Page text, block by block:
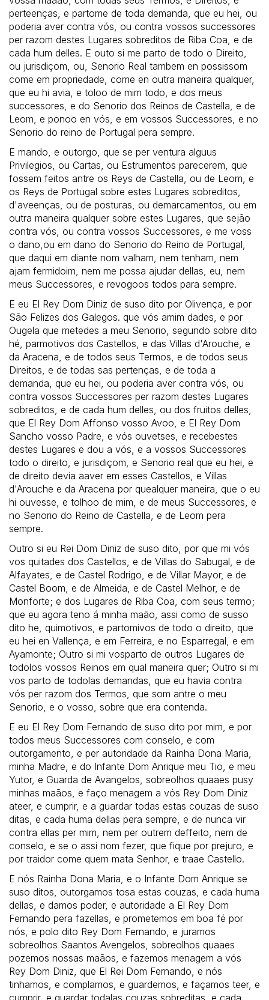
perteenças, e partome de toda demanda, que eu hei, ou
poderia aver contra vós, ou contra vossos successores
per razom destes Lugares sobreditos de Riba Coa, e de
cada hum delles. E outo si me parto de todo o Direito,
ou jurisdiçom, ou, Senorio Real tambem en possissom
come em propriedade, come en outra maneira qualquer,
que eu hi avia, e toloo de mim todo, e dos meus
successores, e do Senorio dos Reinos de Castella, e de
Leom, e ponoo en vós, e em vossos Successores, e no
Senorio do reino de Portugal pera sempre.
E mando, e outorgo, que se per ventura alguus
Privilegios, ou Cartas, ou Estrumentos parecerem, que
fossem feitos antre os Reys de Castella, ou de Leom, e
os Reys de Portugal sobre estes Lugares sobreditos,
d'aveenças, ou de posturas, ou demarcamentos, ou em
outra maneira qualquer sobre estes Lugares, que sejão
contra vós, ou contra vossos Successores, e me voss
o dano,ou em dano do Senorio do Reino de Portugal,
que daqui em diante nom valham, nem tenham, nem
ajam fermidoim, nem me possa ajudar dellas, eu, nem
meus Successores, e revogoos todos para sempre.
E eu El Rey Dom Diniz de suso dito por Olivença, e por
São Felizes dos Galegos. que vós amim dades, e por
Ougela que metedes a meu Senorio, segundo sobre dito
hé, parmotivos dos Castellos, e das Villas d'Arouche, e
da Aracena, e de todos seus Termos, e de todos seus
Direitos, e de todas sas pertenças, e de toda a
demanda, que eu hei, ou poderia aver contra vós, ou
contra vossos Successores per razom destes Lugares
sobreditos, e de cada hum delles, ou dos fruitos delles,
que El Rey Dom Affonso vosso Avoo, e El Rey Dom
Sancho vosso Padre, e vós ouvetses, e recebestes
destes Lugares e dou a vós, e a vossos Successores
todo o direito, e jurisdiçom, e Senorio real que eu hei, e
de direito devia aaver em esses Castellos, e Villas
d'Arouche e da Aracena por quealquer maneira, que o eu
hi ouvesse, e tolhoo de mim, e de meus Successores, e
no Senorio do Reino de Castella, e de Leom pera
sempre.
Outro si eu Rei Dom Diniz de suso dito, por que mi vós
vos quitades dos Castellos, e de Villas do Sabugal, e de
Alfayates, e de Castel Rodrigo, e de Villar Mayor, e de
Castel Boom, e de Almeida, e de Castel Melhor, e de
Monforte; e dos Lugares de Riba Coa, com seus termo;
que eu agora teno á minha maão, assi como de susso
dito he, quimotivos, e partomivos de todo o direito, que
eu hei en Vallença, e em Ferreira, e no Esparregal, e em
Ayamonte; Outro si mi vosparto de outros Lugares de
todolos vossos Reinos em qual maneira quer; Outro si mi
vos parto de todolas demandas, que eu havia contra
vós per razom dos Termos, que som antre o meu
Senorio, e o vosso, sobre que era contenda.
E eu El Rey Dom Fernando de suso dito por mim, e por
todos meus Successores com conselo, e com
outorgamento, e per autoridade da Rainha Dona Maria,
minha Madre, e do Infante Dom Anrique meu Tio, e meu
Yutor, e Guarda de Avangelos, sobreolhos quaaes pusy
minhas maãos, e faço menagem a vós Rey Dom Diniz
ateer, e cumprir, e a guardar todas estas couzas de suso
ditas, e cada huma dellas pera sempre, e de nunca vir
contra ellas per mim, nem per outrem deffeito, nem de
conselo, e se o assi nom fezer, que fique por prejuro, e
por traidor come quem mata Senhor, e traae Castello.
E nós Rainha Dona Maria, e o Infante Dom Anrique se
suso ditos, outorgamos tosa estas couzas, e cada huma
dellas, e damos poder, e autoridade a El Rey Dom
Fernando pera fazellas, e prometemos em boa fé por
nós, e polo dito Rey Dom Fernando, e juramos
sobreolhos Saantos Avengelos, sobreolhos quaaes
pozemos nossas maãos, e fazemos menagem a vós
Rey Dom Diniz, que El Rei Dom Fernando, e nós
tinhamos, e complamos, e guardemos, e façamos teer, e